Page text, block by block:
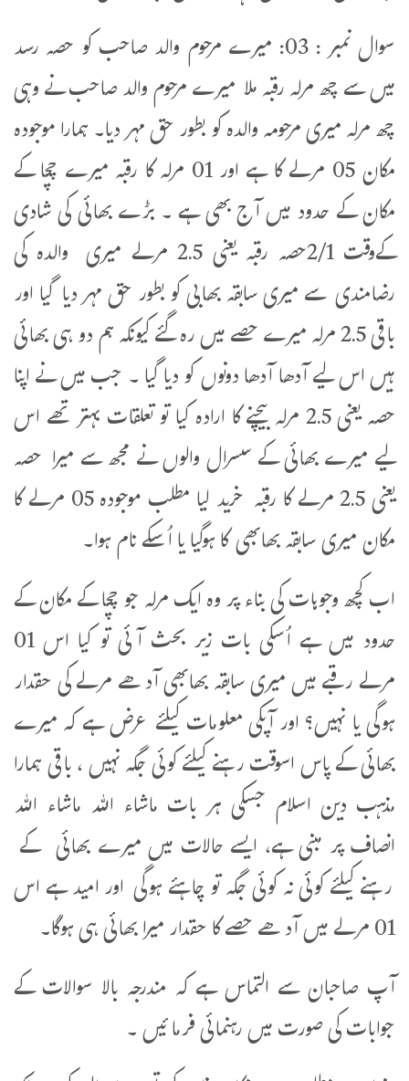
سوال نمبر : 03: میرے مرحوم والد صاحب کو حصہ رسد
میں سے چھ مرلہ رقبہ ملا میرے مرحوم والد صاحب نے وہی
چھ مرلہ میری مرحومہ والدہ کو بطور حق مہر دیا۔ ہمارا موجودہ
مکان 05 مرلے کا ہے اور 01 مرلہ کا رقبہ میرے چچا کے
مکان کے حدود میں آج بھی ہے ۔ بڑے بھائی کی شادی
کےوقت 2/1حصہ رقبہ یعنی 2.5 مرلے میری والدہ کی
رضامندی سے میری سابقہ بھابی کو بطور حق مہر دیا گیا اور
باقی 2.5 مرلہ میرے حصے میں رہ گئے کیونکہ ہم دو ہی بھائی
ہیں اس لیے آدھا آدھا دونوں کو دیا گیا ۔ جب میں نے اپنا
حصہ یعنی 2.5 مرلہ بیچنے کا ارادہ کیا تو تعلقات بہتر تھے اس
لیے میرے بھائی کے سسرال والوں نے مجھ سے میرا حصہ
یعنی 2.5 مرلے کا رقبہ خرید لیا مطلب موجودہ 05 مرلے کا
مکان میری سابقہ بھابھی کا ہوگیا یا اُسکے نام ہوا۔
اب کچھ وجوہات کی بناء پر وہ ایک مرلہ جو چچا کے مکان کے
حدود میں ہے اُسکی بات زیر بحث آئی تو کیا اس 01
مرلے رقبے میں میری سابقہ بھابھی آدھے مرلے کی حقدار
ہوگی یا نہیں؟ اور آپکی معلومات کیلئے عرض ہے کہ میرے
بھائی کے پاس اسوقت رہنے کیلئے کوئی جگہ نہیں ، باقی ہمارا
مذہب دین اسلام جسکی ہر بات ماشاء اللہ ماشاء اللہ
انصاف پر مبنی ہے، ایسے حالات میں میرے بھائی کے
رہنے کیلئے کوئی نہ کوئی جگہ تو چاہئے ہوگی اور امید ہے اس
01 مرلے میں آدھے حصے کا حقدار میرا بھائی ہی ہوگا۔
آپ صاحبان سے التماس ہے کہ مندرجہ بالا سوالات کے
جوابات کی صورت میں رہنمائی فرما ئیں ۔